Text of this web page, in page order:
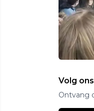
Volg
Ontvang